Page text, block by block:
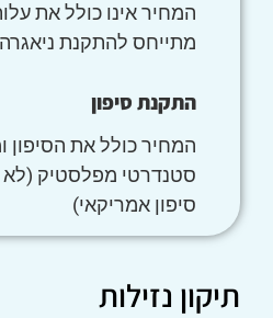
המחיר אינו כולל את
מתייחס להתקנת ניאגרה
התקנת סיפון
המחיר כולל את הסיפון
סטנדרטי מפלסטיק (לא
סיפון אמריקאי)
תיקון נזילות